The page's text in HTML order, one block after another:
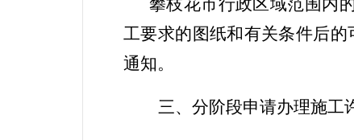
攀枝花市行政区域范围内
工要求的图纸和有关条件后的
通知。
三、分阶段申请办理施工